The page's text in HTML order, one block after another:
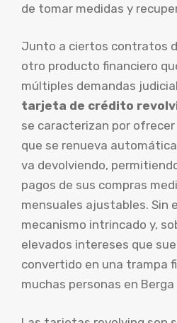
de tomar medidas y
Junto a ciertos contratos
otro producto financiero
múltiples demandas
tarjeta de crédito
se caracterizan por
que se renueva
va devolviendo,
pagos de sus compras
mensuales ajustables. Sin
mecanismo intrincado y,
elevados intereses que
convertido en una trampa
muchas personas en